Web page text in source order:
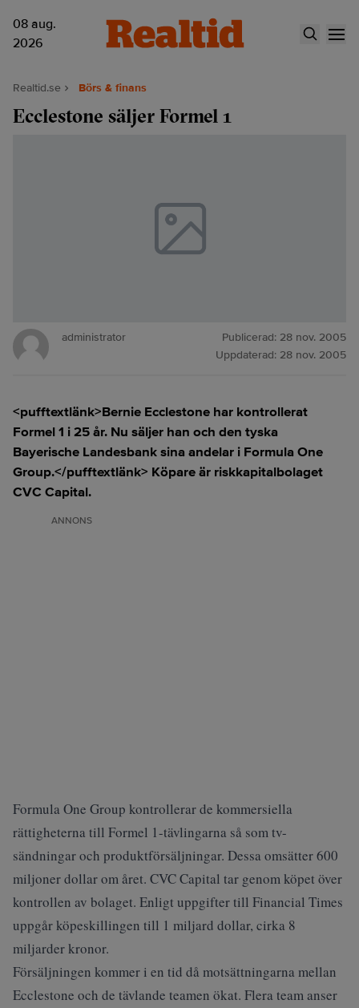
08 aug.
2026
Realtid.se Börs & finans
Ecclestone säljer Formel 1
administrator Publicerad: 28 nov. 2005
Uppdaterad: 28 nov. 2005
<pufftextlänk>Bernie Ecclestone har kontrollerat
Formel 1 i 25 år. Nu säljer han och den tyska
Bayerische Landesbank sina andelar i Formula One
Group.</pufftextlänk> Köpare är riskkapitalbolaget
CVC Capital.
ANNONS
Formula One Group kontrollerar de kommersiella
rättigheterna till Formel 1-tävlingarna så som tv-
sändningar och produktförsäljningar. Dessa omsätter 600
miljoner dollar om året. CVC Capital tar genom köpet över
kontrollen av bolaget. Enligt uppgifter till Financial Times
uppgår köpeskillingen till 1 miljard dollar, cirka 8
miljarder kronor.
Försäljningen kommer i en tid då motsättningarna mellan
Ecclestone och de tävlande teamen ökat. Flera team anser